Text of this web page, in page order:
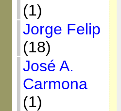
(1)
Jorge Felip
(18)
José A.
Carmona
(1)